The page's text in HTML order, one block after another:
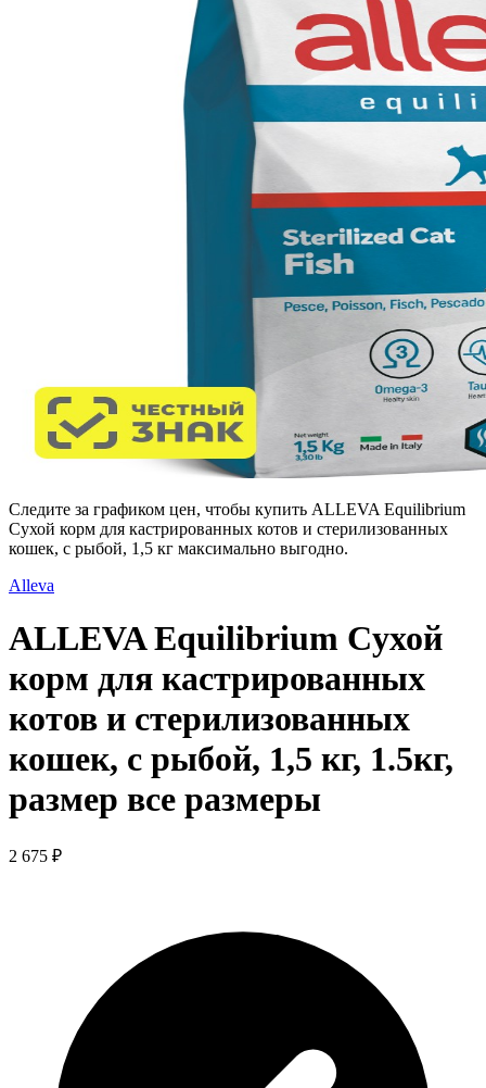
Следите за графиком цен, чтобы купить ALLEVA Equilibrium
Cухой корм для кастрированных котов и стерилизованных
кошек, с рыбой, 1,5 кг максимально выгодно.
Alleva
ALLEVA Equilibrium Cухой
корм для кастрированных
котов и стерилизованных
кошек, с рыбой, 1,5 кг, 1.5кг,
размер все размеры
2 675 ₽